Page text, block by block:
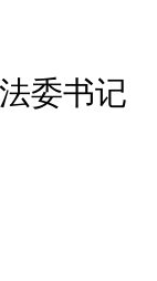
委书记